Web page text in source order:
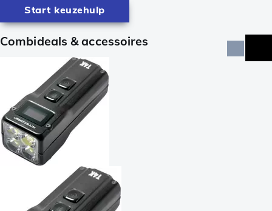
Start keuzehulp
Combideals & accessoires